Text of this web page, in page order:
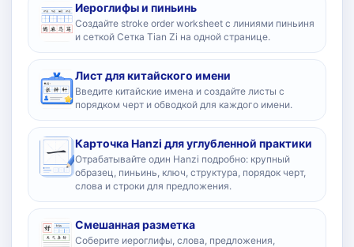
Иероглифы и пиньинь
Создайте stroke order worksheet с линиями пиньиня
и сеткой Сетка Tian Zi на одной странице.
Лист для китайского имени
Введите китайские имена и создайте листы с
порядком черт и обводкой для каждого имени.
Карточка Hanzi для углубленной практики
Отрабатывайте один Hanzi подробно: крупный
образец, пиньинь, ключ, структура, порядок черт,
слова и строки для предложения.
Смешанная разметка
Соберите иероглифы, слова, предложения,